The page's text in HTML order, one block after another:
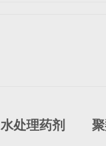
水处理药剂